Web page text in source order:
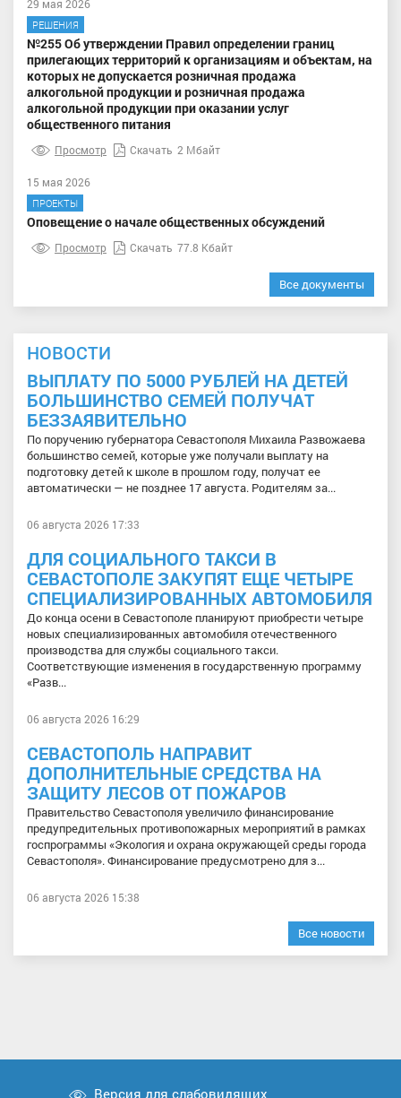
29 мая 2026
РЕШЕНИЯ
№255 Об утверждении Правил определении границ
прилегающих территорий к организациям и объектам, на
которых не допускается розничная продажа
алкогольной продукции и розничная продажа
алкогольной продукции при оказании услуг
общественного питания
Просмотр Скачать 2 Мбайт
15 мая 2026
ПРОЕКТЫ
Оповещение о начале общественных обсуждений
Просмотр Скачать 77.8 Кбайт
Все документы
НОВОСТИ
ВЫПЛАТУ ПО 5000 РУБЛЕЙ НА ДЕТЕЙ
БОЛЬШИНСТВО СЕМЕЙ ПОЛУЧАТ
БЕЗЗАЯВИТЕЛЬНО
По поручению губернатора Севастополя Михаила Развожаева
большинство семей, которые уже получали выплату на
подготовку детей к школе в прошлом году, получат ее
автоматически — не позднее 17 августа. Родителям за...
06 августа 2026 17:33
ДЛЯ СОЦИАЛЬНОГО ТАКСИ В
СЕВАСТОПОЛЕ ЗАКУПЯТ ЕЩЕ ЧЕТЫРЕ
СПЕЦИАЛИЗИРОВАННЫХ АВТОМОБИЛЯ
До конца осени в Севастополе планируют приобрести четыре
новых специализированных автомобиля отечественного
производства для службы социального такси.
Соответствующие изменения в государственную программу
«Разв...
06 августа 2026 16:29
СЕВАСТОПОЛЬ НАПРАВИТ
ДОПОЛНИТЕЛЬНЫЕ СРЕДСТВА НА
ЗАЩИТУ ЛЕСОВ ОТ ПОЖАРОВ
Правительство Севастополя увеличило финансирование
предупредительных противопожарных мероприятий в рамках
госпрограммы «Экология и охрана окружающей среды города
Севастополя». Финансирование предусмотрено для з...
06 августа 2026 15:38
Все новости
Версия для слабовидящих